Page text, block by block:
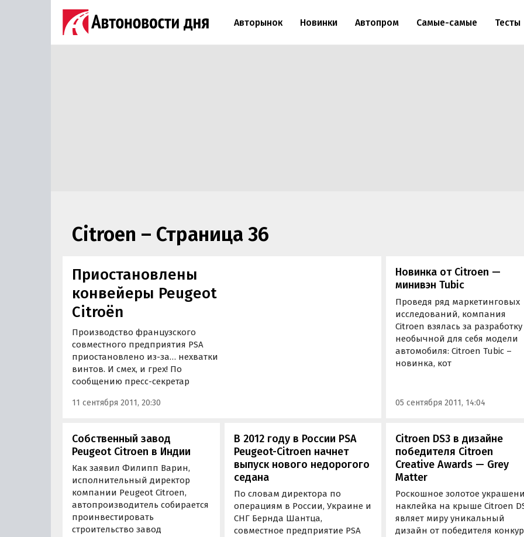
Авторынок Новинки Автопром Самые-самые Тесты
Citroen – Страница 36
Приостановлены
конвейеры Peugeot
Citroën
Производство французского
совместного предприятия PSA
приостановлено из-за… нехватки
винтов. И смех, и грех! По
сообщению пресс-секретар
11 сентября 2011, 20:30
Новинка от Citroen —
минивэн Tubic
Проведя ряд маркетинговых
исследований, компания
Citroen взялась за разработку
необычной для себя модели
автомобиля: Citroen Tubic –
новинка, кот
05 сентября 2011, 14:04
Собственный завод
Peugeot Citroen в Индии
Как заявил Филипп Варин,
исполнительный директор
компании Peugeot Citroen,
автопроизводитель собирается
проинвестировать
строительство завод
В 2012 году в России PSA
Peugeot-Citroen начнет
выпуск нового недорогого
седана
По словам директора по
операциям в России, Украине и
СНГ Бернда Шантца,
совместное предприятие PSA
Citroen DS3 в дизайне
победителя Citroen
Creative Awards — Grey
Matter
Роскошное золотое
наклейка на крыше Citroen
являет миру уникальный
дизайн от победителя